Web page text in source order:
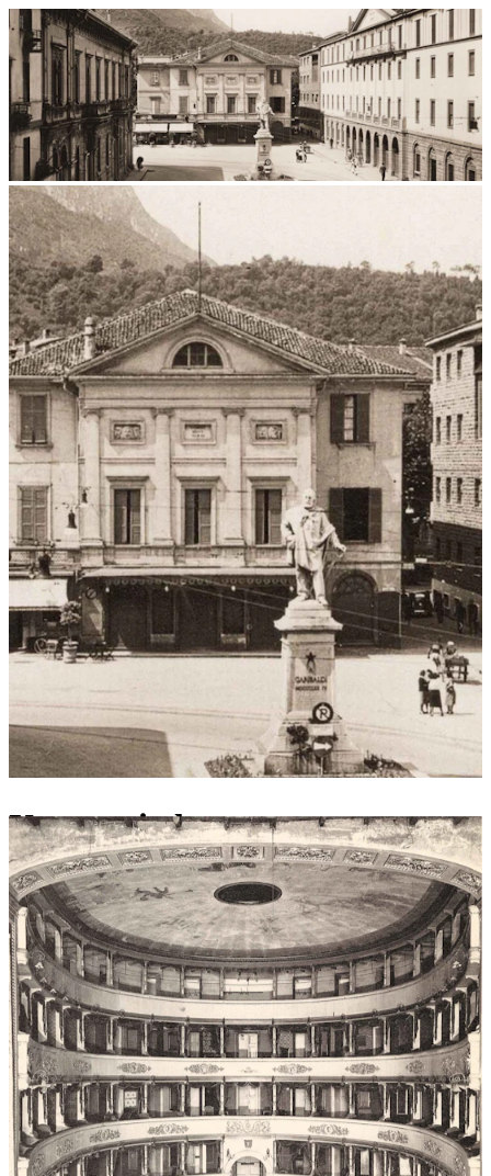
Una storia lunga
180 anni